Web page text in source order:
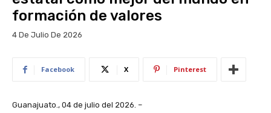
formación de valores
4 De Julio De 2026
Facebook X Pinterest
Guanajuato., 04 de julio del 2026. –